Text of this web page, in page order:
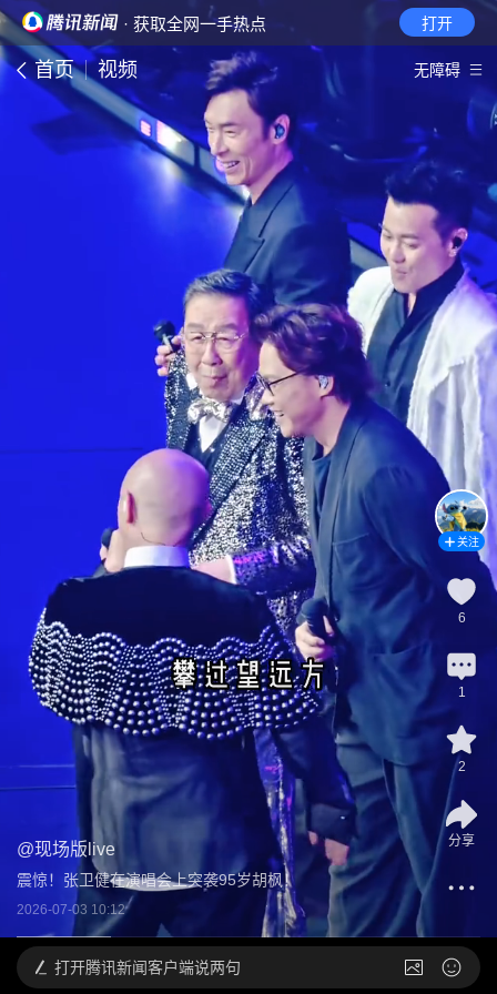
· 获取全网一手热点 打开
首页 视频 无障碍
@现场版live
震惊！张卫健在演唱会上突袭95岁胡枫！
2026-07-03 10:12
关注
6
1
2
分享
打开腾讯新闻客户端说两句